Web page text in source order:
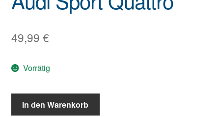
Kontakt
49,99 €
Vorrätig
In den Warenkorb